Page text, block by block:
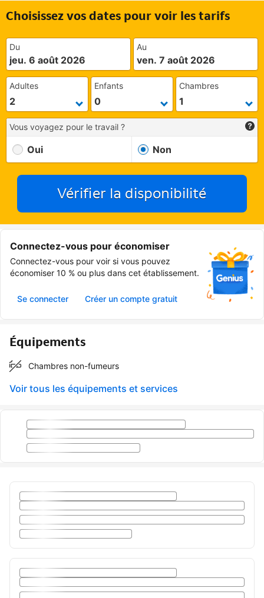
Choisissez vos dates pour voir les tarifs
Du
jeu. 6 août 2026
Au
ven. 7 août 2026
Adultes Enfants Chambres
Vous voyagez pour le travail ?
Oui Non
Vérifier la disponibilité
Connectez-vous pour économiser
Connectez-vous pour voir si vous pouvez
économiser 10 % ou plus dans cet établissement.
Se connecter Créer un compte gratuit
Équipements
Chambres non-fumeurs
Voir tous les équipements et services